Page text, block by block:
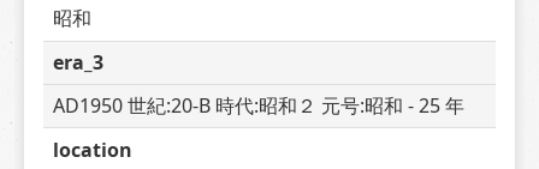
昭和
era_3
AD1950 世紀:20-B 時代:昭和２ 元号:昭和 - 25 年
location